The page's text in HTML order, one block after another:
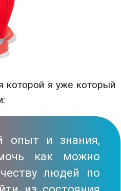
которой я уже который
опыт и знания,
как можно
людей по